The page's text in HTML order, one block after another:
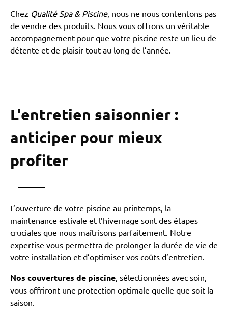
Chez Qualité Spa & Piscine, nous ne nous contentons pas
de vendre des produits. Nous vous offrons un véritable
accompagnement pour que votre piscine reste un lieu de
détente et de plaisir tout au long de l’année.
L'entretien saisonnier :
anticiper pour mieux
profiter
L’ouverture de votre piscine au printemps, la
maintenance estivale et l’hivernage sont des étapes
cruciales que nous maîtrisons parfaitement. Notre
expertise vous permettra de prolonger la durée de vie de
votre installation et d’optimiser vos coûts d’entretien.
Nos couvertures de piscine, sélectionnées avec soin,
vous offriront une protection optimale quelle que soit la
saison.